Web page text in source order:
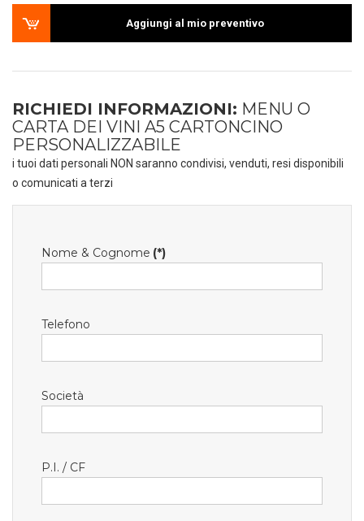
Aggiungi al mio preventivo
RICHIEDI INFORMAZIONI: MENU O
CARTA DEI VINI A5 CARTONCINO
PERSONALIZZABILE
i tuoi dati personali NON saranno condivisi, venduti, resi disponibili
o comunicati a terzi
Nome & Cognome (*)
Telefono
Società
P.I. / CF